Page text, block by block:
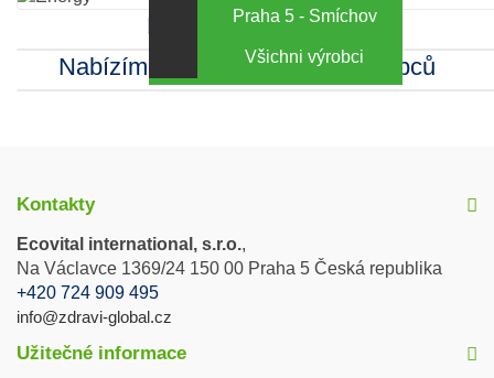
Kamenná prodejna
Praha 5 - Smíchov
Nabízíme sortiment mnoha výrobců
Všichni výrobci
Kontakty
Ecovital international, s.r.o.,
Na Václavce 1369/24 150 00 Praha 5 Česká republika
+420 724 909 495
info@zdravi-global.cz
Užitečné informace